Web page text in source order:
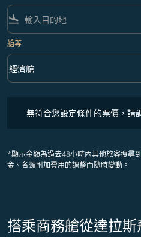
flight_land
艙等
艙等 option 經濟艙 Selected
經濟艙
keyboard_arrow_down
無符合您設定條件的票價，請
*顯示金額為過去48小時內其他旅客搜尋
金、各類附加費用的調整而隨時變動。
搭乘商務艙從達拉